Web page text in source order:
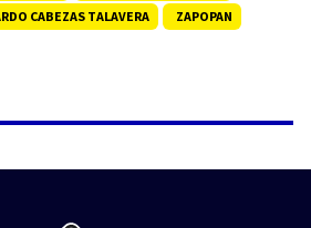
CABEZAS TALAVERA ZAPOPAN